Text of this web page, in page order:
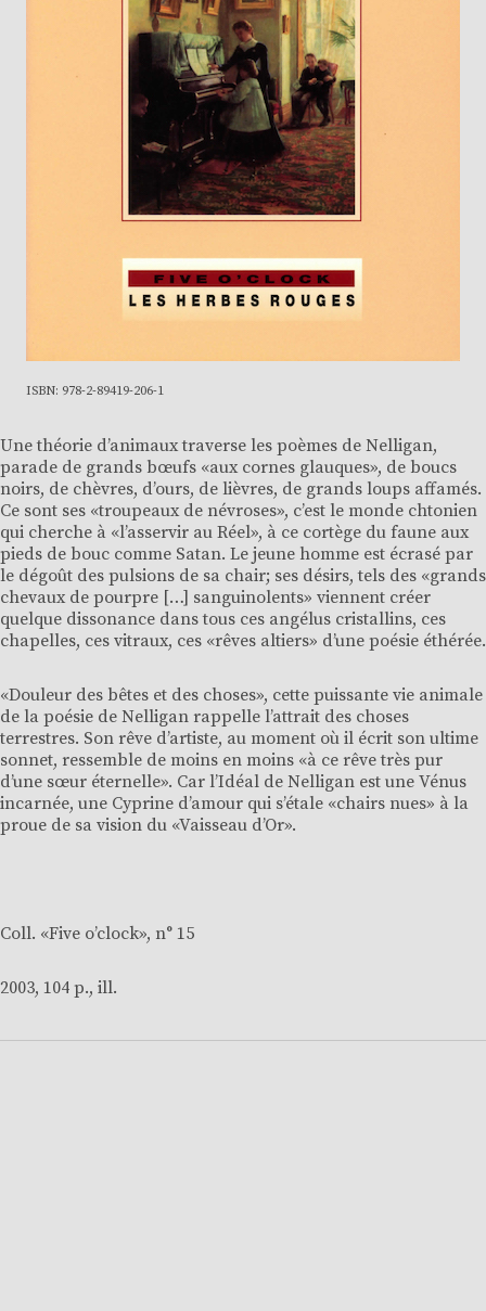
ISBN: 978-2-89419-206-1
Une théorie d’animaux traverse les poèmes de Nelligan,
parade de grands bœufs «aux cornes glauques», de boucs
noirs, de chèvres, d’ours, de lièvres, de grands loups affamés.
Ce sont ses «troupeaux de névroses», c’est le monde chtonien
qui cherche à «l’asservir au Réel», à ce cortège du faune aux
pieds de bouc comme Satan. Le jeune homme est écrasé par
le dégoût des pulsions de sa chair; ses désirs, tels des «grands
chevaux de pourpre […] sanguinolents» viennent créer
quelque dissonance dans tous ces angélus cristallins, ces
chapelles, ces vitraux, ces «rêves altiers» d’une poésie éthérée.
«Douleur des bêtes et des choses», cette puissante vie animale
de la poésie de Nelligan rappelle l’attrait des choses
terrestres. Son rêve d’artiste, au moment où il écrit son ultime
sonnet, ressemble de moins en moins «à ce rêve très pur
d’une sœur éternelle». Car l’Idéal de Nelligan est une Vénus
incarnée, une Cyprine d’amour qui s’étale «chairs nues» à la
proue de sa vision du «Vaisseau d’Or».
Coll. «Five o’clock», n° 15
2003, 104 p., ill.